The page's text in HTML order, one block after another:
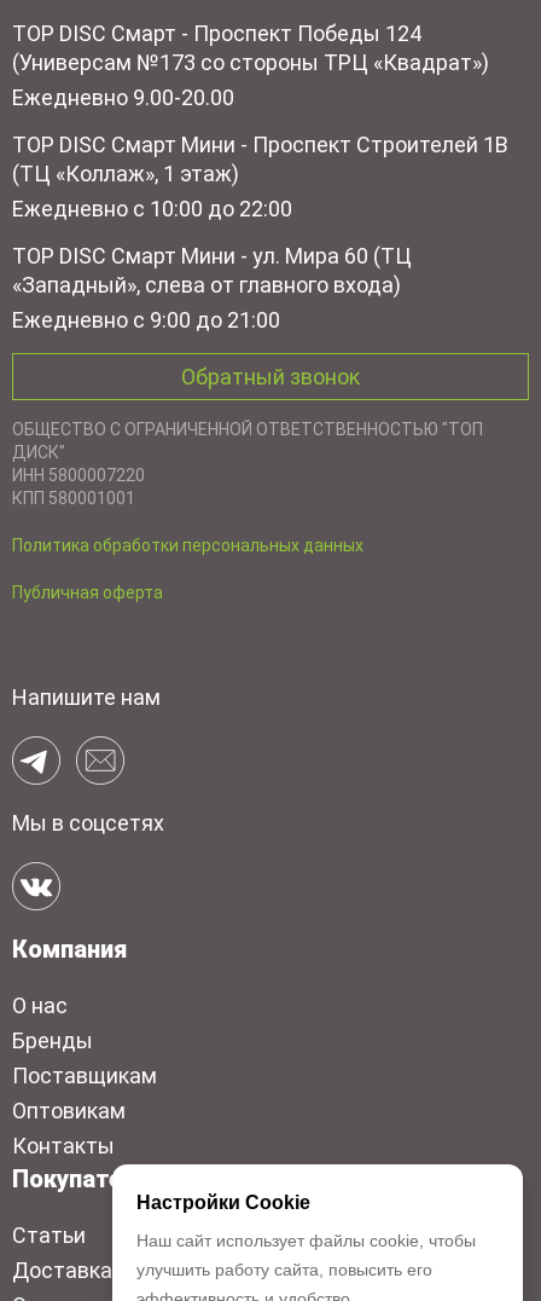
TOP DISC Смарт - Проспект Победы 124
(Универсам №173 со стороны ТРЦ «Квадрат»)
Ежедневно 9.00-20.00
TOP DISC Смарт Мини - Проспект Строителей 1В
(ТЦ «Коллаж», 1 этаж)
Ежедневно с 10:00 до 22:00
TOP DISC Смарт Мини - ул. Мира 60 (ТЦ
«Западный», слева от главного входа)
Ежедневно с 9:00 до 21:00
Обратный звонок
ОБЩЕСТВО С ОГРАНИЧЕННОЙ ОТВЕТСТВЕННОСТЬЮ "ТОП
ДИСК"
ИНН 5800007220
КПП 580001001
Политика обработки персональных данных
Публичная оферта
Напишите нам
Мы в соцсетях
Компания
О нас
Бренды
Поставщикам
Оптовикам
Контакты
Покупателям
Статьи
Доставка
Настройки Cookie
Наш сайт использует файлы cookie, чтобы
улучшить работу сайта, повысить его